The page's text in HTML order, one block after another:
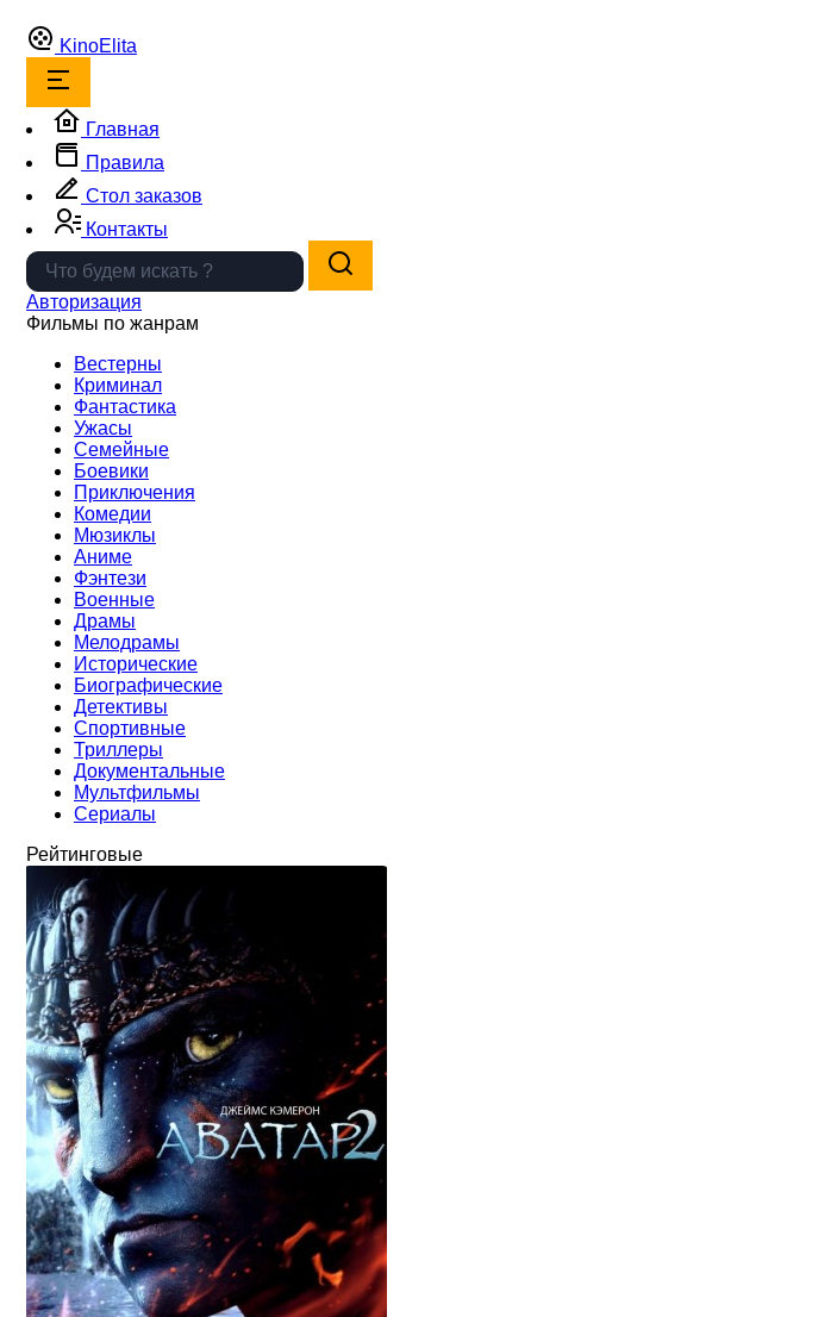
KinoElita
Главная
Правила
Стол заказов
Контакты
Авторизация
Фильмы по жанрам
Вестерны
Криминал
Фантастика
Ужасы
Семейные
Боевики
Приключения
Комедии
Мюзиклы
Аниме
Фэнтези
Военные
Драмы
Мелодрамы
Исторические
Биографические
Детективы
Спортивные
Триллеры
Документальные
Мультфильмы
Сериалы
Рейтинговые